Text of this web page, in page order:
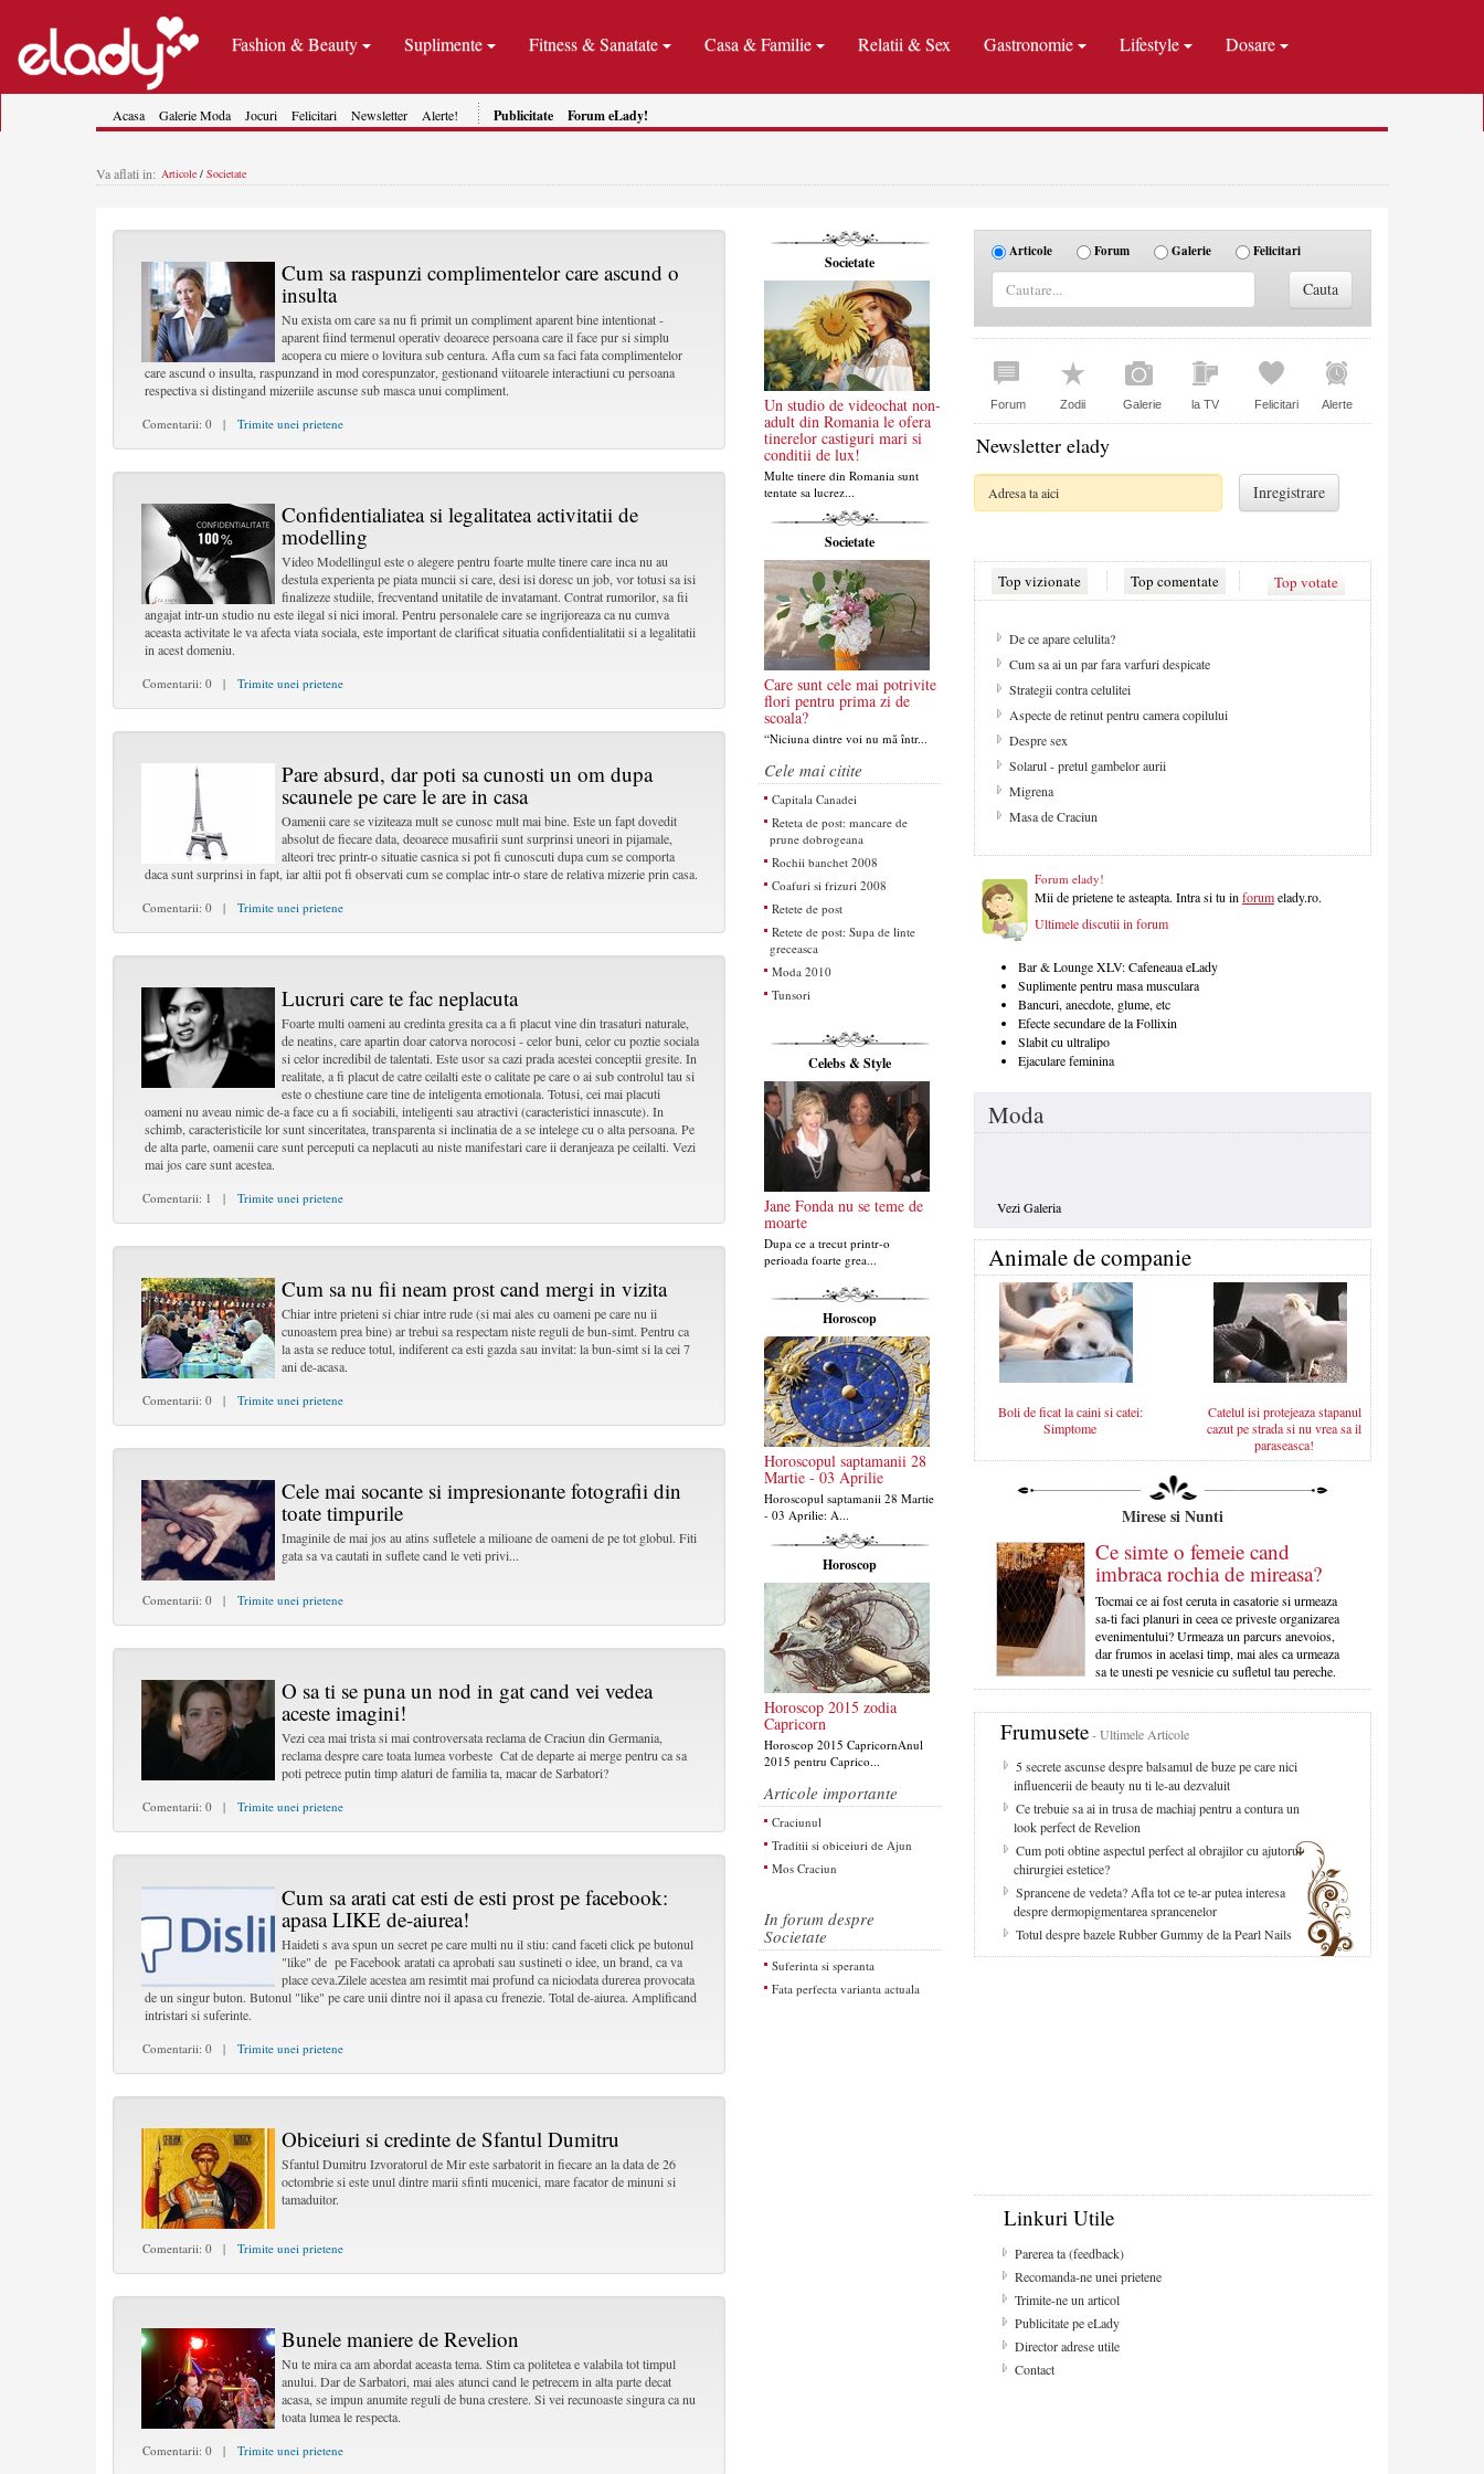
Fashion & Beauty Suplimente Fitness & Sanatate Casa & Familie Relatii & Sex Gastronomie Lifestyle Dosare
Acasa Galerie Moda Jocuri Felicitari Newsletter Alerte! Publicitate Forum eLady!
Va aflati in: Articole / Societate
Cum sa raspunzi complimentelor care ascund o
insulta
Nu exista om care sa nu fi primit un compliment aparent bine intentionat -
aparent fiind termenul operativ deoarece persoana care il face pur si simplu
acopera cu miere o lovitura sub centura. Afla cum sa faci fata complimentelor
care ascund o insulta, raspunzand in mod corespunzator, gestionand viitoarele interactiuni cu persoana
respectiva si distingand mizeriile ascunse sub masca unui compliment.
Comentarii: 0 | Trimite unei prietene
Confidentialiatea si legalitatea activitatii de
modelling
Video Modellingul este o alegere pentru foarte multe tinere care inca nu au
destula experienta pe piata muncii si care, desi isi doresc un job, vor totusi sa isi
finalizeze studiile, frecventand unitatile de invatamant. Contrat rumorilor, sa fii
angajat intr-un studio nu este ilegal si nici imoral. Pentru personalele care se ingrijoreaza ca nu cumva
aceasta activitate le va afecta viata sociala, este important de clarificat situatia confidentialitatii si a legalitatii
in acest domeniu.
Comentarii: 0 | Trimite unei prietene
Pare absurd, dar poti sa cunosti un om dupa
scaunele pe care le are in casa
Oamenii care se viziteaza mult se cunosc mult mai bine. Este un fapt dovedit
absolut de fiecare data, deoarece musafirii sunt surprinsi uneori in pijamale,
alteori trec printr-o situatie casnica si pot fi cunoscuti dupa cum se comporta
daca sunt surprinsi in fapt, iar altii pot fi observati cum se complac intr-o stare de relativa mizerie prin casa.
Comentarii: 0 | Trimite unei prietene
Lucruri care te fac neplacuta
Foarte multi oameni au credinta gresita ca a fi placut vine din trasaturi naturale,
de neatins, care apartin doar catorva norocosi - celor buni, celor cu poztie sociala
si celor incredibil de talentati. Este usor sa cazi prada acestei conceptii gresite. In
realitate, a fi placut de catre ceilalti este o calitate pe care o ai sub controlul tau si
este o chestiune care tine de inteligenta emotionala. Totusi, cei mai placuti
oameni nu aveau nimic de-a face cu a fi sociabili, inteligenti sau atractivi (caracteristici innascute). In
schimb, caracteristicile lor sunt sinceritatea, transparenta si inclinatia de a se intelege cu o alta persoana. Pe
de alta parte, oamenii care sunt perceputi ca neplacuti au niste manifestari care ii deranjeaza pe ceilalti. Vezi
mai jos care sunt acestea.
Comentarii: 1 | Trimite unei prietene
Cum sa nu fii neam prost cand mergi in vizita
Chiar intre prieteni si chiar intre rude (si mai ales cu oameni pe care nu ii
cunoastem prea bine) ar trebui sa respectam niste reguli de bun-simt. Pentru ca
la asta se reduce totul, indiferent ca esti gazda sau invitat: la bun-simt si la cei 7
ani de-acasa.
Comentarii: 0 | Trimite unei prietene
Cele mai socante si impresionante fotografii din
toate timpurile
Imaginile de mai jos au atins sufletele a milioane de oameni de pe tot globul. Fiti
gata sa va cautati in suflete cand le veti privi...
Comentarii: 0 | Trimite unei prietene
O sa ti se puna un nod in gat cand vei vedea
aceste imagini!
Vezi cea mai trista si mai controversata reclama de Craciun din Germania,
reclama despre care toata lumea vorbeste Cat de departe ai merge pentru ca sa
poti petrece putin timp alaturi de familia ta, macar de Sarbatori?
Comentarii: 0 | Trimite unei prietene
Cum sa arati cat esti de esti prost pe facebook:
apasa LIKE de-aiurea!
Haideti s ava spun un secret pe care multi nu il stiu: cand faceti click pe butonul
"like" de pe Facebook aratati ca aprobati sau sustineti o idee, un brand, ca va
place ceva.Zilele acestea am resimtit mai profund ca niciodata durerea provocata
de un singur buton. Butonul "like" pe care unii dintre noi il apasa cu frenezie. Total de-aiurea. Amplificand
intristari si suferinte.
Comentarii: 0 | Trimite unei prietene
Obiceiuri si credinte de Sfantul Dumitru
Sfantul Dumitru Izvoratorul de Mir este sarbatorit in fiecare an la data de 26
octombrie si este unul dintre marii sfinti mucenici, mare facator de minuni si
tamaduitor.
Comentarii: 0 | Trimite unei prietene
Bunele maniere de Revelion
Nu te mira ca am abordat aceasta tema. Stim ca politetea e valabila tot timpul
anului. Dar de Sarbatori, mai ales atunci cand le petrecem in alta parte decat
acasa, se impun anumite reguli de buna crestere. Si vei recunoaste singura ca nu
toata lumea le respecta.
Comentarii: 0 | Trimite unei prietene
Societate
Un studio de videochat non-
adult din Romania le ofera
tinerelor castiguri mari si
conditii de lux!
Multe tinere din Romania sunt
tentate sa lucrez...
Societate
Care sunt cele mai potrivite
flori pentru prima zi de
scoala?
“Niciuna dintre voi nu mă într...
Cele mai citite
Capitala Canadei
Reteta de post: mancare de
prune dobrogeana
Rochii banchet 2008
Coafuri si frizuri 2008
Retete de post
Retete de post: Supa de linte
greceasca
Moda 2010
Tunsori
Celebs & Style
Jane Fonda nu se teme de
moarte
Dupa ce a trecut printr-o
perioada foarte grea...
Horoscop
Horoscopul saptamanii 28
Martie - 03 Aprilie
Horoscopul saptamanii 28 Martie
- 03 Aprilie: A...
Horoscop
Horoscop 2015 zodia
Capricorn
Horoscop 2015 CapricornAnul
2015 pentru Caprico...
Articole importante
Craciunul
Traditii si obiceiuri de Ajun
Mos Craciun
In forum despre
Societate
Suferinta si speranta
Fata perfecta varianta actuala
Articole Forum Galerie Felicitari
Forum Zodii Galerie la TV Felicitari Alerte
Newsletter elady
Top vizionate Top comentate Top votate
De ce apare celulita?
Cum sa ai un par fara varfuri despicate
Strategii contra celulitei
Aspecte de retinut pentru camera copilului
Despre sex
Solarul - pretul gambelor aurii
Migrena
Masa de Craciun
Forum elady!
Mii de prietene te asteapta. Intra si tu inforumelady.ro.
Ultimele discutii in forum
Bar & Lounge XLV: Cafeneaua eLady
Suplimente pentru masa musculara
Bancuri, anecdote, glume, etc
Efecte secundare de la Follixin
Slabit cu ultralipo
Ejaculare feminina
Moda
Vezi Galeria
Animale de companie
Boli de ficat la caini si catei:
Simptome
Catelul isi protejeaza stapanul
cazut pe strada si nu vrea sa il
paraseasca!
Mirese si Nunti
Ce simte o femeie cand
imbraca rochia de mireasa?
Tocmai ce ai fost ceruta in casatorie si urmeaza
sa-ti faci planuri in ceea ce priveste organizarea
evenimentului? Urmeaza un parcurs anevoios,
dar frumos in acelasi timp, mai ales ca urmeaza
sa te unesti pe vesnicie cu sufletul tau pereche.
Frumusete- Ultimele Articole
5 secrete ascunse despre balsamul de buze pe care nici
influencerii de beauty nu ti le-au dezvaluit
Ce trebuie sa ai in trusa de machiaj pentru a contura un
look perfect de Revelion
Cum poti obtine aspectul perfect al obrajilor cu ajutorul
chirurgiei estetice?
Sprancene de vedeta? Afla tot ce te-ar putea interesa
despre dermopigmentarea sprancenelor
Totul despre bazele Rubber Gummy de la Pearl Nails
Linkuri Utile
Parerea ta (feedback)
Recomanda-ne unei prietene
Trimite-ne un articol
Publicitate pe eLady
Director adrese utile
Contact